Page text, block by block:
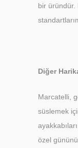
bir üründür.
Diğer
Marcatelli,
süslemek
özel